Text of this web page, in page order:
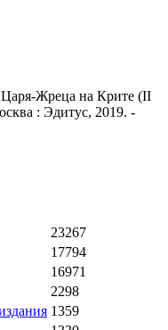
Жреца на Крите (II
: Эдитус, 2019. -
23267
17794
16971
2298
1359